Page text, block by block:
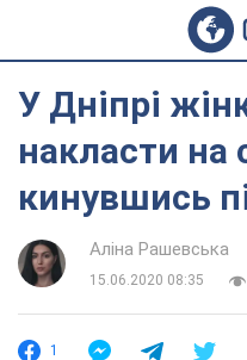
У Дніпрі
накласти на
кинувшись
Аліна Рашевська
15.06.2020 08:35
1